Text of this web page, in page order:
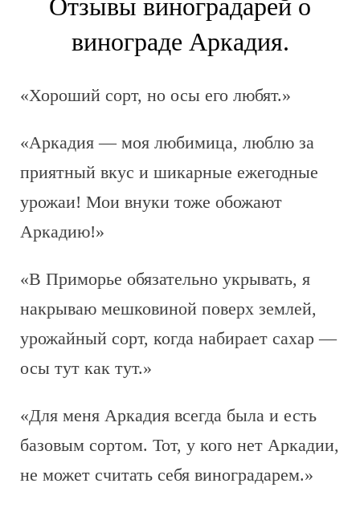
Отзывы виноградарей о
винограде Аркадия.
«Хороший сорт, но осы его любят.»
«Аркадия — моя любимица, люблю за
приятный вкус и шикарные ежегодные
урожаи! Мои внуки тоже обожают
Аркадию!»
«В Приморье обязательно укрывать, я
накрываю мешковиной поверх землей,
урожайный сорт, когда набирает сахар —
осы тут как тут.»
«Для меня Аркадия всегда была и есть
базовым сортом. Тот, у кого нет Аркадии,
не может считать себя виноградарем.»